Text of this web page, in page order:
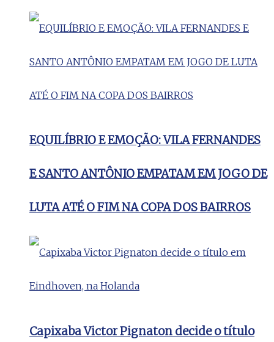
EQUILÍBRIO E EMOÇÃO: VILA FERNANDES
E SANTO ANTÔNIO EMPATAM EM JOGO DE
LUTA ATÉ O FIM NA COPA DOS BAIRROS
Capixaba Victor Pignaton decide o título